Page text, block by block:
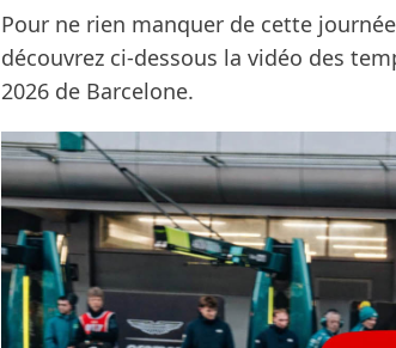
Pour ne rien manquer de cette
découvrez ci-dessous la vidéo des
2026 de Barcelone.